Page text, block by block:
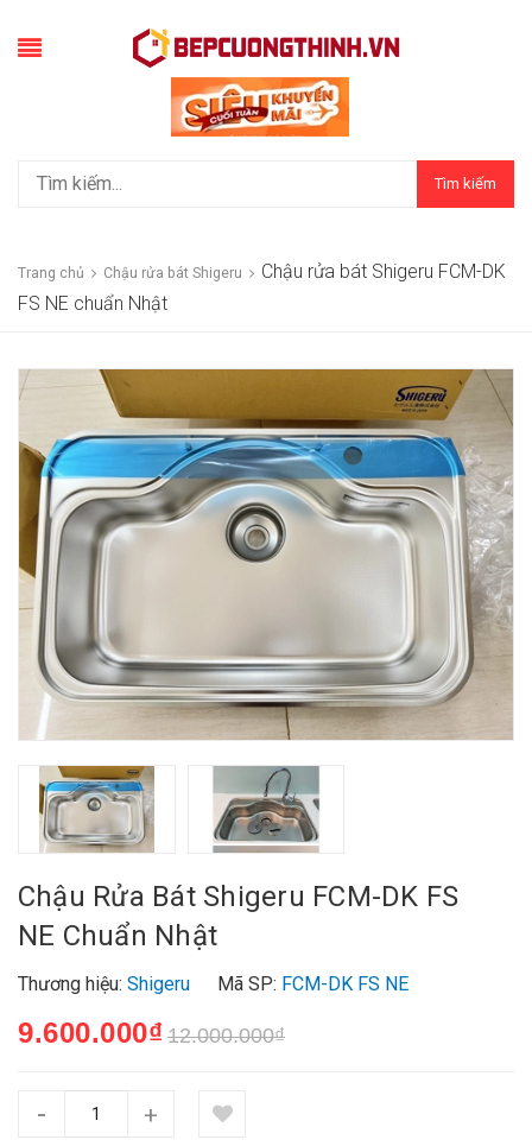
Tìm kiếm
Trang chủ Chậu rửa bát Shigeru
Chậu rửa bát Shigeru FCM-DK
FS NE chuẩn Nhật
Chậu Rửa Bát Shigeru FCM-DK FS
NE Chuẩn Nhật
Thương hiệu: Shigeru Mã SP: FCM-DK FS NE
9.600.000₫ 12.000.000₫
- +